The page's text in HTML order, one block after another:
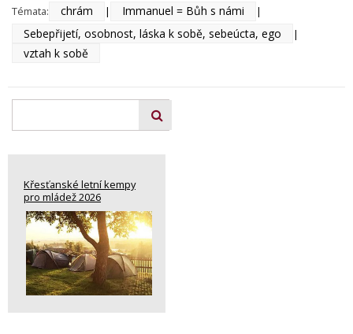
Témata:
chrám | Immanuel = Bůh s námi |
Sebepřijetí, osobnost, láska k sobě, sebeúcta, ego |
vztah k sobě
Křesťanské letní kempy
pro mládež 2026